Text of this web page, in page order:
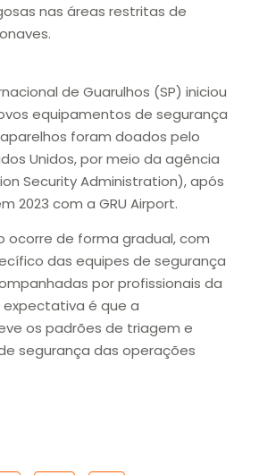
nas áreas restritas de
de Guarulhos (SP) iniciou
equipamentos de segurança
foram doados pelo
Unidos, por meio da agência
Security Administration), após
2023 com a GRU Airport.
ocorre de forma gradual, com
das equipes de segurança
por profissionais da
expectativa é que a
os padrões de triagem e
segurança das operações